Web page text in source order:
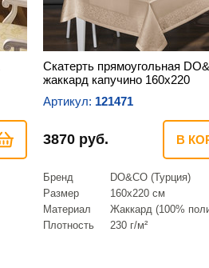
Скатерть прямоугольная
жаккард капучино 160х220
Артикул: 121471
3870 руб. В
Бренд
DO&CO (Турция)
Размер
160х220 см
Материал
Жаккард (100%
Плотность
230 г/м²